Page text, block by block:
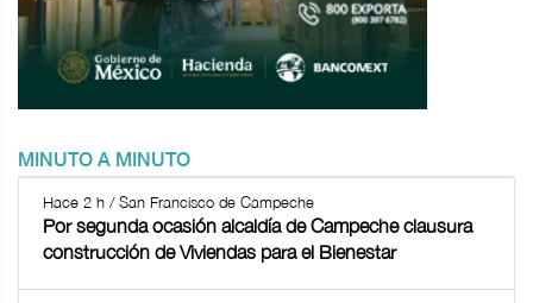
MINUTO A MINUTO
Hace 2 h / San Francisco de Campeche
Por segunda ocasión alcaldía de Campeche clausura
construcción de Viviendas para el Bienestar